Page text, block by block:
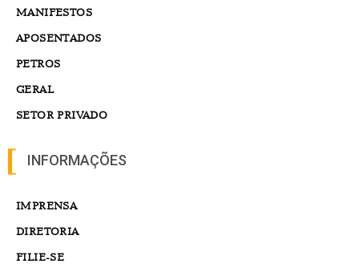
MANIFESTOS
APOSENTADOS
PETROS
GERAL
SETOR PRIVADO
INFORMAÇÕES
IMPRENSA
DIRETORIA
FILIE-SE